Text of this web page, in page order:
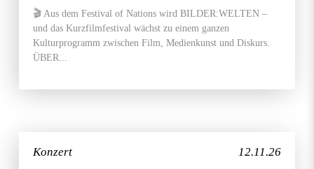
🎬 Aus dem Festival of Nations wird BILDER:WELTEN –
und das Kurzfilmfestival wächst zu einem ganzen
Kulturprogramm zwischen Film, Medienkunst und Diskurs.
ÜBER...
12.11.26
Konzert